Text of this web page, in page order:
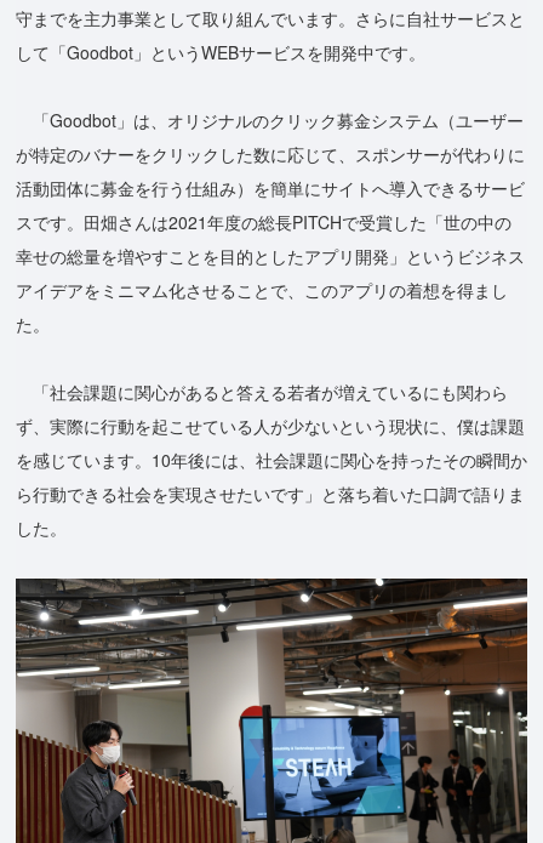
守までを主力事業として取り組んでいます。さらに自社サービスと
して「Goodbot」というWEBサービスを開発中です。
「Goodbot」は、オリジナルのクリック募金システム（ユーザー
が特定のバナーをクリックした数に応じて、スポンサーが代わりに
活動団体に募金を行う仕組み）を簡単にサイトへ導入できるサービ
スです。田畑さんは2021年度の総長PITCHで受賞した「世の中の
幸せの総量を増やすことを目的としたアプリ開発」というビジネス
アイデアをミニマム化させることで、このアプリの着想を得まし
た。
「社会課題に関心があると答える若者が増えているにも関わら
ず、実際に行動を起こせている人が少ないという現状に、僕は課題
を感じています。10年後には、社会課題に関心を持ったその瞬間か
ら行動できる社会を実現させたいです」と落ち着いた口調で語りま
した。